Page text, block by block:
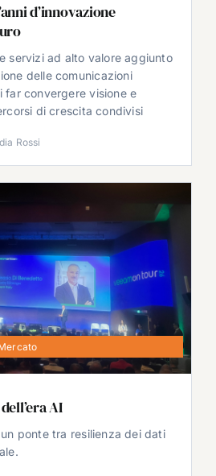
d’innovazione
servizi ad alto valore aggiunto
delle comunicazioni
far convergere visione e
di crescita condivisi
Rossi
AI
ponte tra resilienza dei dati